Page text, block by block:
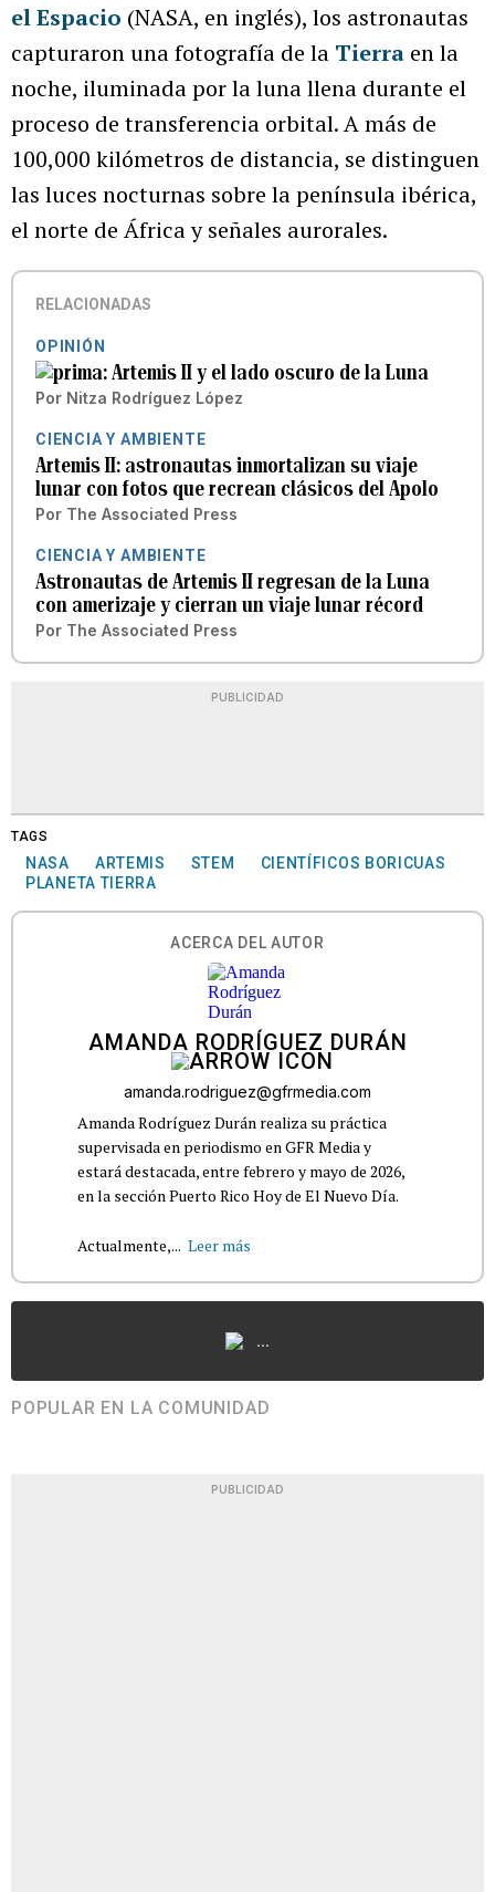
el Espacio (NASA, en inglés), los astronautas
capturaron una fotografía de la Tierra en la
noche, iluminada por la luna llena durante el
proceso de transferencia orbital. A más de
100,000 kilómetros de distancia, se distinguen
las luces nocturnas sobre la península ibérica,
el norte de África y señales aurorales.
RELACIONADAS
OPINIÓN
Artemis II y el lado oscuro de la Luna
Por Nitza Rodríguez López
CIENCIA Y AMBIENTE
Artemis II: astronautas inmortalizan su viaje
lunar con fotos que recrean clásicos del Apolo
Por The Associated Press
CIENCIA Y AMBIENTE
Astronautas de Artemis II regresan de la Luna
con amerizaje y cierran un viaje lunar récord
Por The Associated Press
PUBLICIDAD
TAGS
NASA ARTEMIS STEM
CIENTÍFICOS BORICUAS
PLANETA TIERRA
ACERCA DEL AUTOR
AMANDA RODRÍGUEZ DURÁN
amanda.rodriguez@gfrmedia.com
Amanda Rodríguez Durán realiza su práctica
supervisada en periodismo en GFR Media y
estará destacada, entre febrero y mayo de 2026,
en la sección Puerto Rico Hoy de El Nuevo Día.
Actualmente,... Leer más
...
POPULAR EN LA COMUNIDAD
PUBLICIDAD